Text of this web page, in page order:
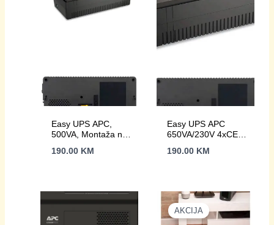
Easy UPS APC,
500VA, Montaža na
IEC C13 utičnica,
190.00 KM
Easy UPS APC
650VA/230V 4xCEE
Floor/Wall Mount
190.00 KM
AKCIJA